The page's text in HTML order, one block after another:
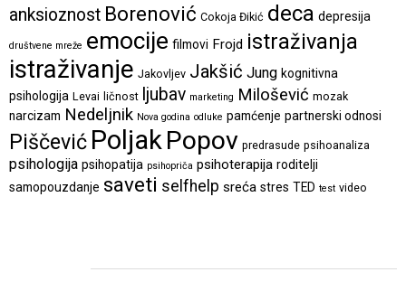
anksioznost Borenović Cokoja Đikić deca depresija
društvene mreže emocije filmovi Frojd istraživanja
istraživanje Jakovljev Jakšić Jung kognitivna
psihologija Levai ličnost ljubav marketing Milošević mozak
narcizam Nedeljnik Nova godina odluke pamćenje partnerski odnosi
Piščević PoljakPopov predrasude psihoanaliza
psihologija psihopatija psihopriča psihoterapija roditelji
samopouzdanje saveti selfhelp sreća stres TED test video